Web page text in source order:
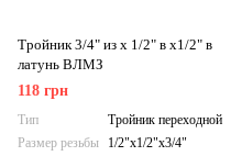
Тройник 3/4" из х 1/2" в х1/2" в
латунь ВЛМЗ
118 грн
Тип
Тройник переходной
Размер резьбы
1/2"х1/2"х3/4"